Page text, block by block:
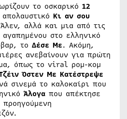
το οσκαρικό 12
Κι αν σου
αλλά και μια από τις
στο ελληνικό
το Δέσε Με. Ακόμη,
ανεβαίνουν για πρώτη
όπως το viral ρομ-κομ
Όστεν Με Κατέστρεψε
σινεμά το καλοκαίρι που
Άλογα που απέκτησε